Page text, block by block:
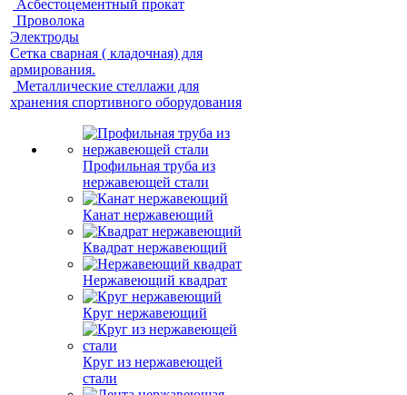
Асбестоцементный прокат
Проволока
Электроды
Сетка сварная ( кладочная) для
армирования.
Металлические стеллажи для
хранения спортивного оборудования
Профильная труба из
нержавеющей стали
Канат нержавеющий
Квадрат нержавеющий
Нержавеющий квадрат
Круг нержавеющий
Круг из нержавеющей
стали